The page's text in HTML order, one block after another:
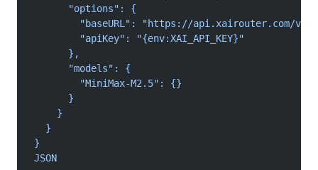
      "options": {
        "baseURL": "https://api.xairouter.com/v1",
        "apiKey": "{env:XAI_API_KEY}"
      },
      "models": {
        "MiniMax-M2.5": {}
      }
    }
  }
}
JSON